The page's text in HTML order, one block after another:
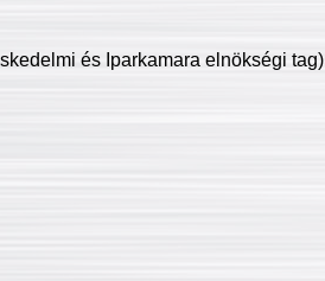
és Iparkamara elnökségi tag)